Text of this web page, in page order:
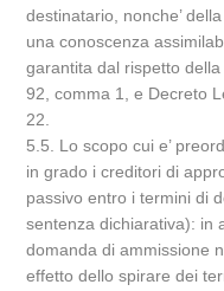
destinatario, nonche’
una conoscenza
garantita dal rispetto
92, comma 1, e Decreto
22.
5.5. Lo scopo cui e’
in grado i creditori di
passivo entro i termini di
sentenza dichiarativa): in
domanda di ammissione
effetto dello spirare dei